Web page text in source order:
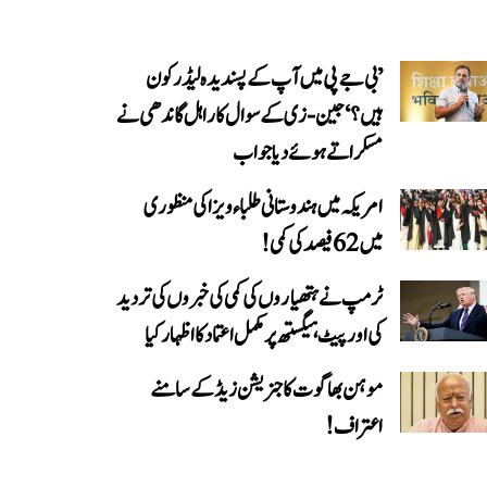
’بی جے پی میں آپ کے پسندیدہ لیڈر کون
ہیں؟‘ جین-زی کے سوال کا راہل گاندھی نے
مسکراتے ہوئے دیا جواب
امریکہ میں ہندوستانی طلباء ویزا کی منظوری
میں 62 فیصد کی کمی!
ٹرمپ نے ہتھیاروں کی کمی کی خبروں کی تردید
کی اور پیٹ ہیگستھ پر مکمل اعتماد کا اظہار کیا
موہن بھاگوت کا جنریشن زیڈ کے سامنے
اعتراف!